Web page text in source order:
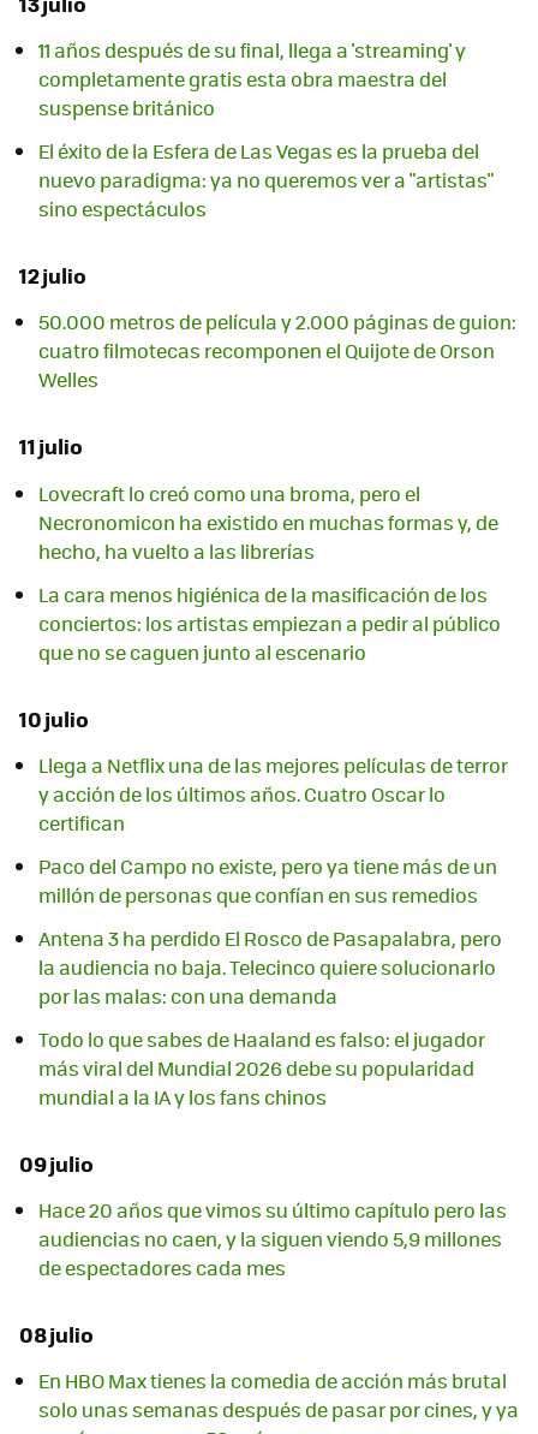
11 años después de su final, llega a 'streaming' y
completamente gratis esta obra maestra del
suspense británico
El éxito de la Esfera de Las Vegas es la prueba del
nuevo paradigma: ya no queremos ver a "artistas"
sino espectáculos
12 julio
50.000 metros de película y 2.000 páginas de guion:
cuatro filmotecas recomponen el Quijote de Orson
Welles
11 julio
Lovecraft lo creó como una broma, pero el
Necronomicon ha existido en muchas formas y, de
hecho, ha vuelto a las librerías
La cara menos higiénica de la masificación de los
conciertos: los artistas empiezan a pedir al público
que no se caguen junto al escenario
10 julio
Llega a Netflix una de las mejores películas de terror
y acción de los últimos años. Cuatro Oscar lo
certifican
Paco del Campo no existe, pero ya tiene más de un
millón de personas que confían en sus remedios
Antena 3 ha perdido El Rosco de Pasapalabra, pero
la audiencia no baja. Telecinco quiere solucionarlo
por las malas: con una demanda
Todo lo que sabes de Haaland es falso: el jugador
más viral del Mundial 2026 debe su popularidad
mundial a la IA y los fans chinos
09 julio
Hace 20 años que vimos su último capítulo pero las
audiencias no caen, y la siguen viendo 5,9 millones
de espectadores cada mes
08 julio
En HBO Max tienes la comedia de acción más brutal
solo unas semanas después de pasar por cines, y ya